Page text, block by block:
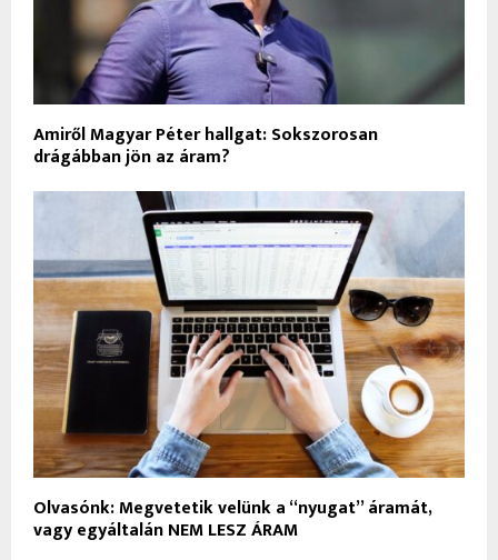
Amiről Magyar Péter hallgat: Sokszorosan
drágábban jön az áram?
Olvasónk: Megvetetik velünk a “nyugat” áramát,
vagy egyáltalán NEM LESZ ÁRAM